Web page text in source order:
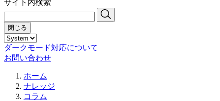
サイト内検索
閉じる
ダークモード対応について
お問い合わせ
ホーム
ナレッジ
コラム